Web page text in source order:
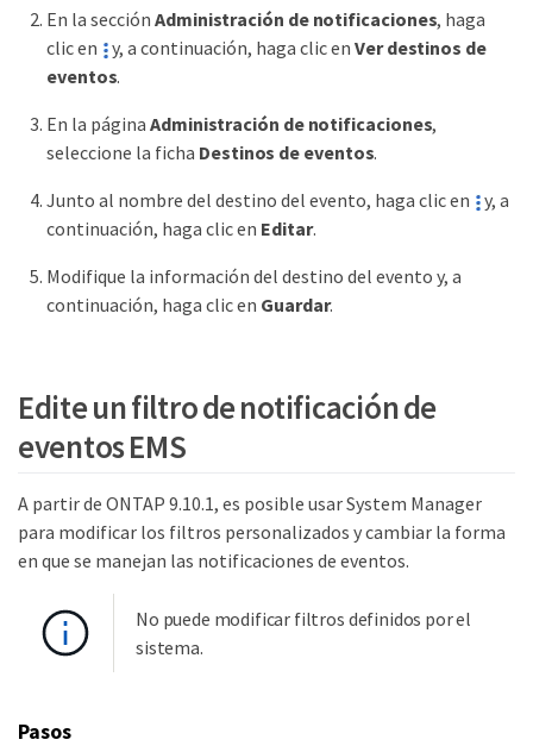
En la sección Administración de notificaciones, haga
clic en
y, a continuación, haga clic en Ver destinos de
eventos.
En la página Administración de notificaciones,
seleccione la ficha Destinos de eventos.
Junto al nombre del destino del evento, haga clic en
y, a
continuación, haga clic en Editar.
Modifique la información del destino del evento y, a
continuación, haga clic en Guardar.
Edite un filtro de notificación de
eventos EMS
A partir de ONTAP 9.10.1, es posible usar System Manager
para modificar los filtros personalizados y cambiar la forma
en que se manejan las notificaciones de eventos.
No puede modificar filtros definidos por el
sistema.
Pasos